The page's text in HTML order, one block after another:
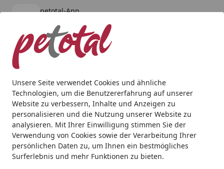
Unsere Seite verwendet Cookies und ähnliche
Technologien, um die Benutzererfahrung auf unserer
Website zu verbessern, Inhalte und Anzeigen zu
personalisieren und die Nutzung unserer Website zu
analysieren. Mit Ihrer Einwilligung stimmen Sie der
Verwendung von Cookies sowie der Verarbeitung Ihrer
persönlichen Daten zu, um Ihnen ein bestmögliches
Surferlebnis und mehr Funktionen zu bieten.
petotal-App
kostenlos - Im App Store
Alle Produkte
Mein Konto
Suchen
Startseite
Aquaristik Aquarienpflege Wasseraufbereitung
Easy-Life EasyCarbo
4.6